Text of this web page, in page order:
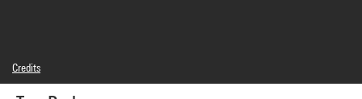
Credits
© Adagp, Paris